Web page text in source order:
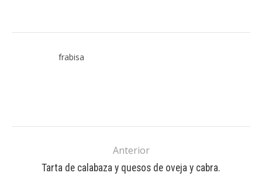
frabisa
Anterior
Tarta de calabaza y quesos de oveja y cabra.